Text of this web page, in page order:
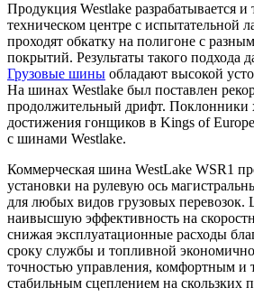
Продукция Westlake разрабатывается и
техническом центре с испытательной
проходят обкатку на полигоне с
покрытий. Результаты такого подхода
Грузовые шины обладают высокой
На шинах Westlake был поставлен
продолжительный дрифт. Поклонники
достижения гонщиков в Kings of
с шинами Westlake.
Коммерческая шина WestLake WSR1
установки на рулевую ось
для любых видов грузовых
наивысшую эффективность на
снижая эксплуатационные расходы
сроку службы и топливной
точностью управления, комфортным и
стабильным сцеплением на скользких